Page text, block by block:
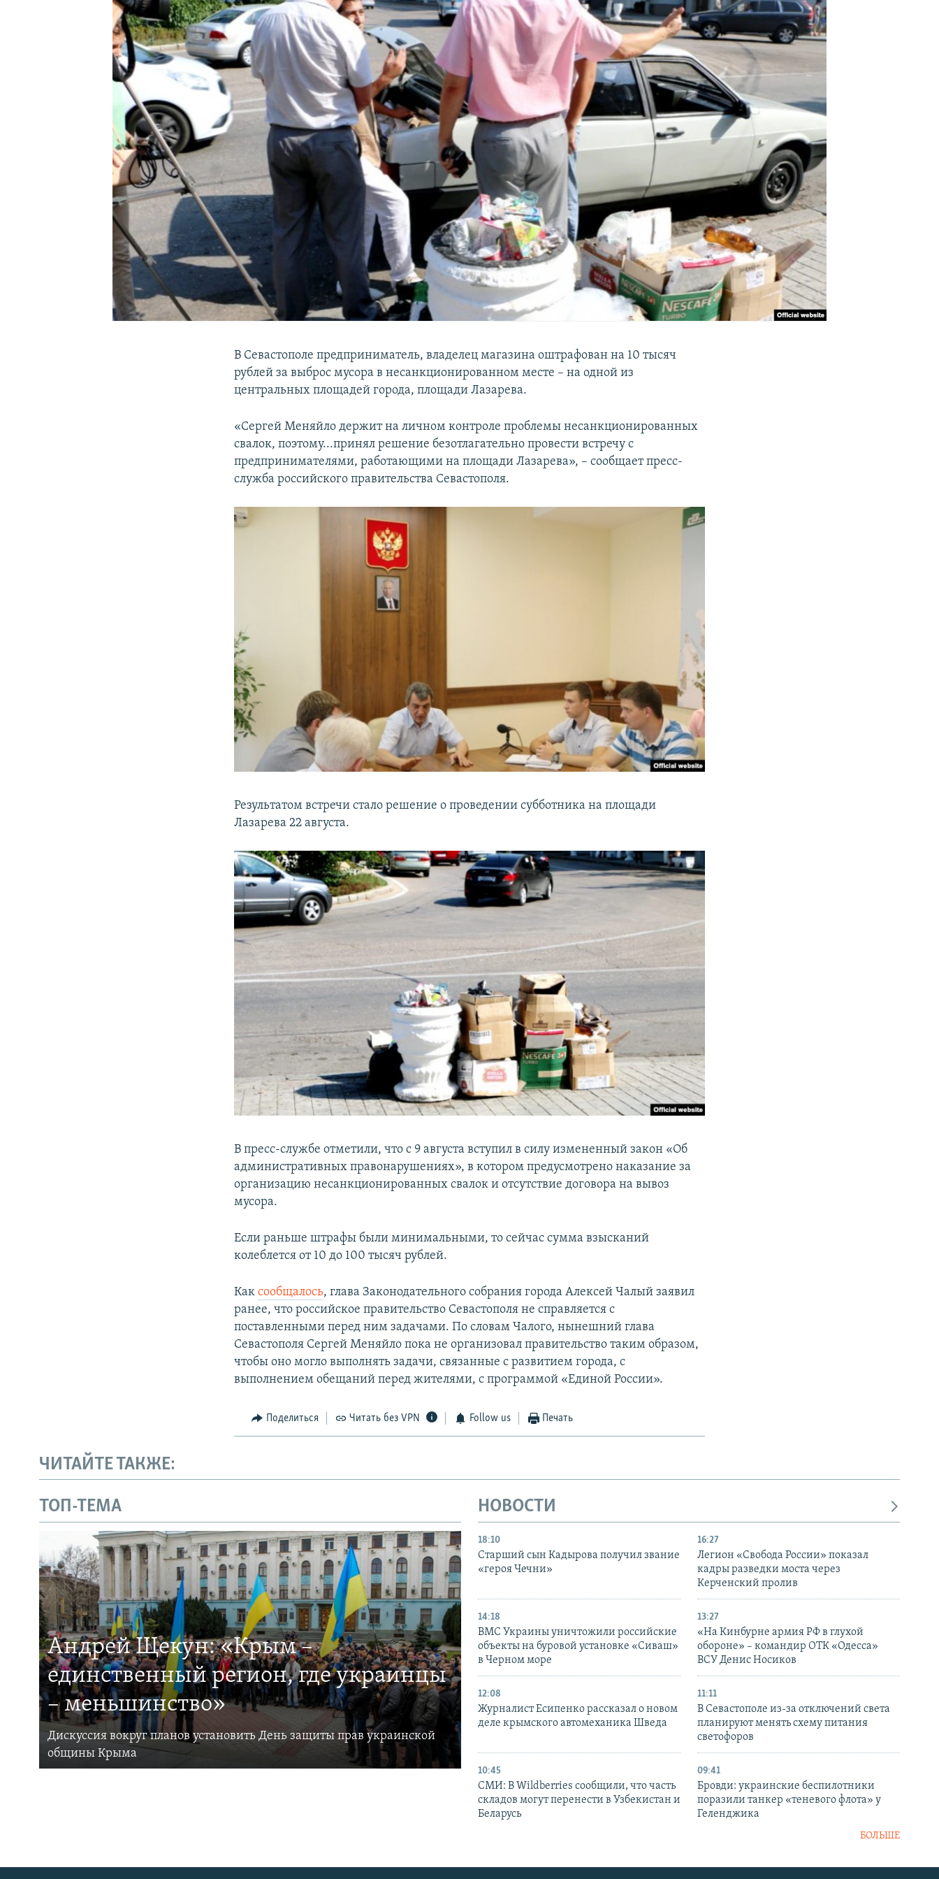
КРЫМ.НЕПОКОРЕННЫЙ
УКРАИНСКАЯ ПРОБЛЕМА КРЫМА
В Севастополе предприниматель, владелец магазина оштрафован на 10 тысяч
рублей за выброс мусора в несанкционированном месте – на одной из
центральных площадей города, площади Лазарева.
«Сергей Меняйло держит на личном контроле проблемы несанкционированных
свалок, поэтому...принял решение безотлагательно провести встречу с
предпринимателями, работающими на площади Лазарева», – сообщает пресс-
служба российского правительства Севастополя.
Результатом встречи стало решение о проведении субботника на площади
Лазарева 22 августа.
В пресс-службе отметили, что с 9 августа вступил в силу измененный закон «Об
административных правонарушениях», в котором предусмотрено наказание за
организацию несанкционированных свалок и отсутствие договора на вывоз
мусора.
Если раньше штрафы были минимальными, то сейчас сумма взысканий
колеблется от 10 до 100 тысяч рублей.
Каксообщалось, глава Законодательного собрания города Алексей Чалый заявил
ранее, что российское правительство Севастополя не справляется с
поставленными перед ним задачами. По словам Чалого, нынешний глава
Севастополя Сергей Меняйло пока не организовал правительство таким образом,
чтобы оно могло выполнять задачи, связанные с развитием города, с
выполнением обещаний перед жителями, с программой «Единой России».
Поделиться Читать без VPN Follow us Печать
ЧИТАЙТЕ ТАКЖЕ:
ТОП-ТЕМА
Андрей Щекун: «Крым –
единственный регион, где украинцы
– меньшинство»
Дискуссия вокруг планов установить День защиты прав украинской
общины Крыма
НОВОСТИ
18:10
Старший сын Кадырова получил звание
«героя Чечни»
16:27
Легион «Свобода России» показал
кадры разведки моста через
Керченский пролив
14:18
ВМС Украины уничтожили российские
объекты на буровой установке «Сиваш»
в Черном море
13:27
«На Кинбурне армия РФ в глухой
обороне» – командир ОТК «Одесса»
ВСУ Денис Носиков
12:08
Журналист Есипенко рассказал о новом
деле крымского автомеханика Шведа
11:11
В Севастополе из-за отключений света
планируют менять схему питания
светофоров
10:45
СМИ: В Wildberries сообщили, что часть
складов могут перенести в Узбекистан и
Беларусь
09:41
Бровди: украинские беспилотники
поразили танкер «теневого флота» у
Геленджика
БОЛЬШЕ